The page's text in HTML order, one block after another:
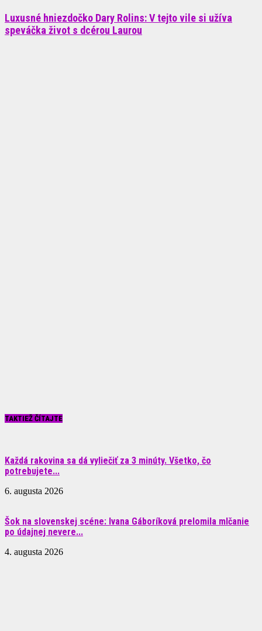
Luxusné hniezdočko Dary Rolins: V tejto vile si užíva
speváčka život s dcérou Laurou
TAKTIEŽ ČÍTAJTE
Každá rakovina sa dá vyliečiť za 3 minúty. Všetko, čo
potrebujete...
6. augusta 2026
Šok na slovenskej scéne: Ivana Gáboríková prelomila mlčanie
po údajnej nevere...
4. augusta 2026